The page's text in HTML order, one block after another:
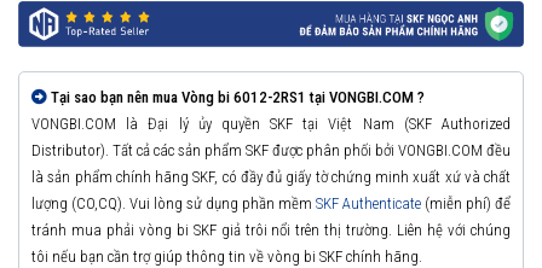
Tại sao bạn nên mua Vòng bi 6012-2RS1 tại VONGBI.COM ?
VONGBI.COM là Đại lý ủy quyền SKF tại Việt Nam (SKF Authorized
Distributor). Tất cả các sản phẩm SKF được phân phối bởi VONGBI.COM đều
là sản phẩm chính hãng SKF, có đầy đủ giấy tờ chứng minh xuất xứ và chất
lượng (CO,CQ). Vui lòng sử dụng phần mềm SKF Authenticate (miễn phí) để
tránh mua phải vòng bi SKF giả trôi nổi trên thị trường. Liên hệ với chúng
tôi nếu bạn cần trợ giúp thông tin về vòng bi SKF chính hãng.